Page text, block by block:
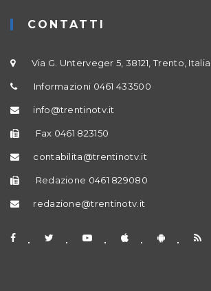
CONTATTI
Via G. Unterveger 5, 38121, Trento, Italia
Informazioni 0461 433500
info@trentinotv.it
Fax 0461 823150
contabilita@trentinotv.it
Redazione 0461 829080
redazione@trentinotv.it